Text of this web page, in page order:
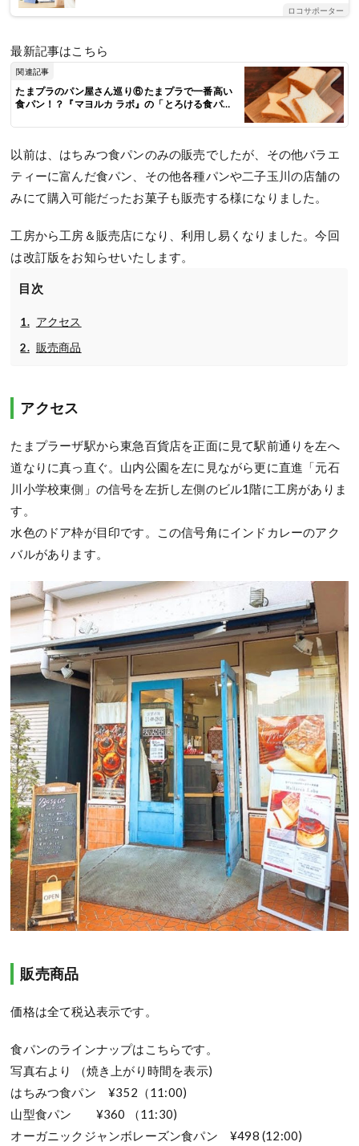
ロコサポーター
最新記事はこちら
関連記事
たまプラのパン屋さん巡り⑥ たまプラで一番高い
食パン！？『マヨルカ ラボ』の「とろける食パ
以前は、はちみつ食パンのみの販売でしたが、その他バラエ
ティーに富んだ食パン、その他各種パンや二子玉川の店舗の
みにて購入可能だったお菓子も販売する様になりました。
工房から工房＆販売店になり、利用し易くなりました。今回
は改訂版をお知らせいたします。
目次
アクセス
販売商品
アクセス
たまプラーザ駅から東急百貨店を正面に見て駅前通りを左へ
道なりに真っ直ぐ。山内公園を左に見ながら更に直進「元石
川小学校東側」の信号を左折し左側のビル1階に工房がありま
す。
水色のドア枠が目印です。この信号角にインドカレーのアク
バルがあります。
販売商品
価格は全て税込表示です。
食パンのラインナップはこちらです。
写真右より （焼き上がり時間を表示)
はちみつ食パン ¥352（11:00)
山型食パン ¥360 （11:30)
オーガニックジャンボレーズン食パン ¥498 (12:00)